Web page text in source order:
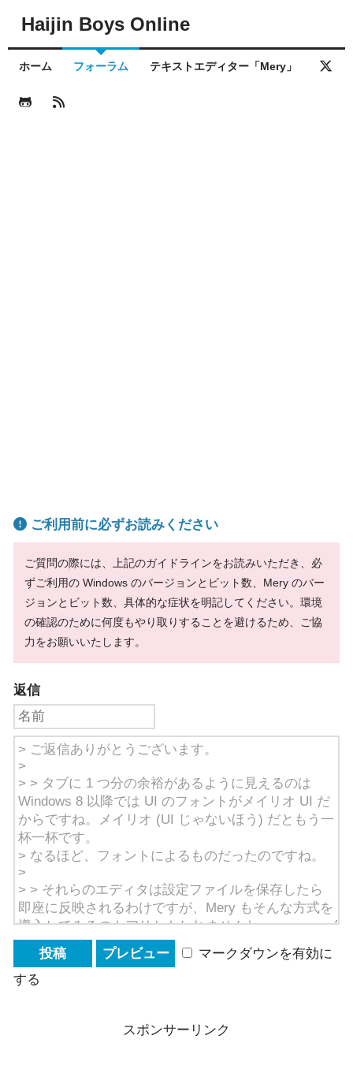
Haijin Boys Online
ホーム フォーラム テキストエディター「Mery」
ご利用前に必ずお読みください
ご質問の際には、上記のガイドラインをお読みいただき、必
ずご利用の Windows のバージョンとビット数、Mery のバー
ジョンとビット数、具体的な症状を明記してください。環境
の確認のために何度もやり取りすることを避けるため、ご協
力をお願いいたします。
返信
マークダウンを有効に
する
スポンサーリンク